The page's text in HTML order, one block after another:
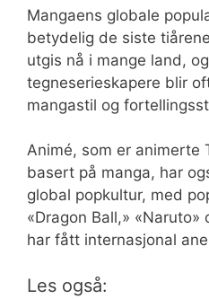
Mangaens globale
betydelig de siste
utgis nå i mange land,
tegneserieskapere blir
mangastil og
Animé, som er animerte
basert på manga, har
global popkultur, med
«Dragon Ball,» «Naruto»
har fått internasjonal
Les også: